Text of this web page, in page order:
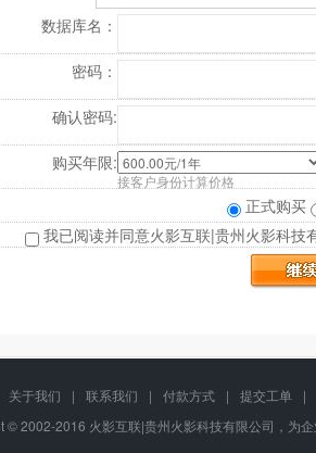
数据库名：
密码：
确认密码:
购买年限:
接客户身份计算价格
正式购买
我已阅读并同意火影互联|贵州火影科技
关于我们 | 联系我们 | 付款方式 | 提交工单
|
© 2002-2016 火影互联|贵州火影科技有限公司，为